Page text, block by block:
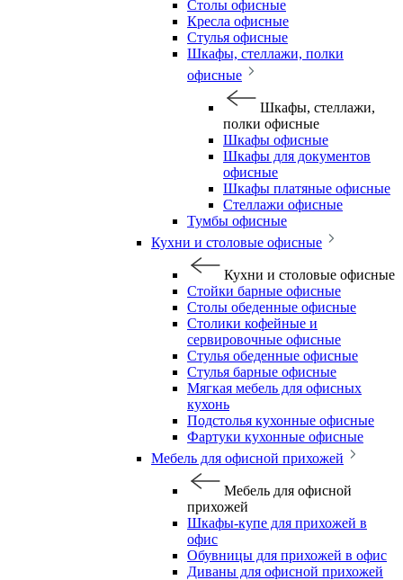
Столы офисные
Кресла офисные
Стулья офисные
Шкафы, стеллажи, полки
офисные
Шкафы, стеллажи,
полки офисные
Шкафы офисные
Шкафы для документов
офисные
Шкафы платяные офисные
Стеллажи офисные
Тумбы офисные
Кухни и столовые офисные
Кухни и столовые офисные
Стойки барные офисные
Столы обеденные офисные
Столики кофейные и
сервировочные офисные
Стулья обеденные офисные
Стулья барные офисные
Мягкая мебель для офисных
кухонь
Подстолья кухонные офисные
Фартуки кухонные офисные
Мебель для офисной прихожей
Мебель для офисной
прихожей
Шкафы-купе для прихожей в
офис
Обувницы для прихожей в офис
Диваны для офисной прихожей